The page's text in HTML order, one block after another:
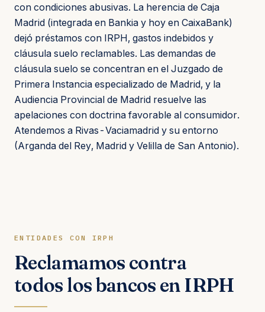
con condiciones abusivas. La herencia de Caja
Madrid (integrada en Bankia y hoy en CaixaBank)
dejó préstamos con IRPH, gastos indebidos y
cláusula suelo reclamables. Las demandas de
cláusula suelo se concentran en el Juzgado de
Primera Instancia especializado de Madrid, y la
Audiencia Provincial de Madrid resuelve las
apelaciones con doctrina favorable al consumidor.
Atendemos a Rivas-Vaciamadrid y su entorno
(Arganda del Rey, Madrid y Velilla de San Antonio).
ENTIDADES CON IRPH
Reclamamos contra
todos los bancos en IRPH